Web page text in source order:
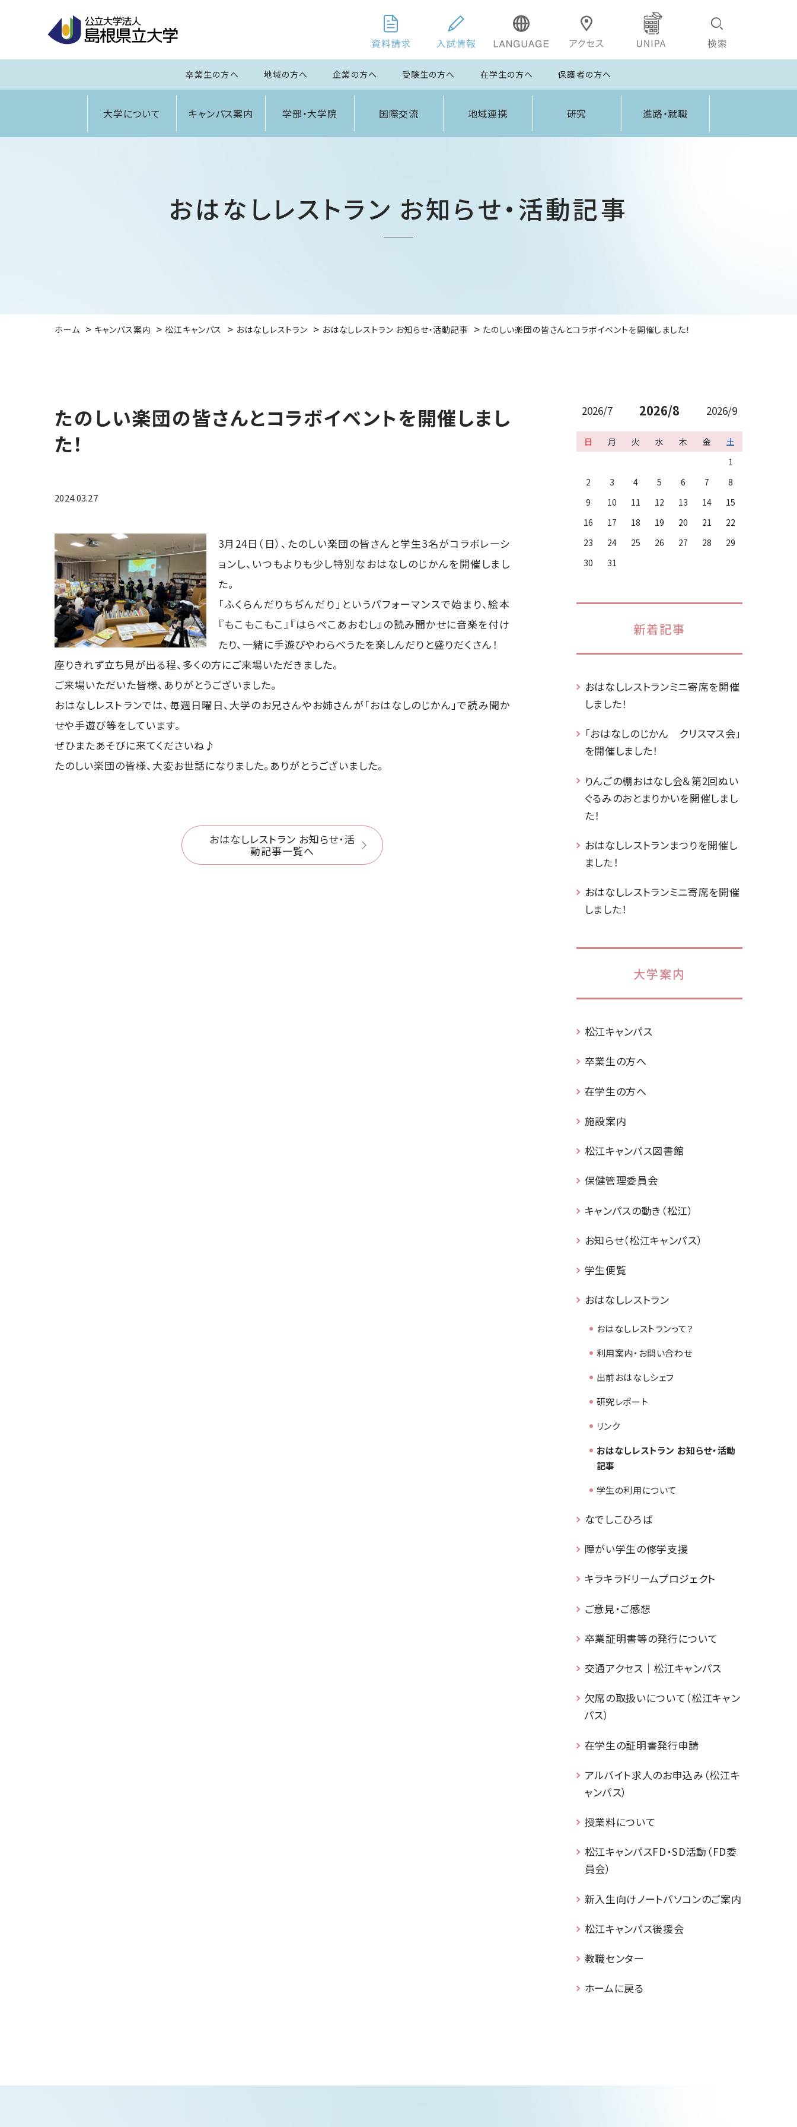
卒業生の方へ 地域の方へ 企業の方へ 受験生の方へ 在学生の方へ 保護者の方へ
大学について キャンパス案内 学部・大学院 国際交流 地域連携 研究 進路・就職
おはなしレストラン お知らせ・活動記事
ホーム キャンパス案内 松江キャンパス おはなしレストラン おはなしレストラン お知らせ・活動記事 たのしい楽団の皆さんとコラボイベントを開催しました！
たのしい楽団の皆さんとコラボイベントを開催しまし
た！
2024.03.27
3月24日（日）、たのしい楽団の皆さんと学生3名がコラボレーシ
ョンし、いつもよりも少し特別なおはなしのじかんを開催しまし
た。
「ふくらんだりちぢんだり」というパフォーマンスで始まり、絵本
『もこもこもこ』『はらぺこあおむし』の読み聞かせに音楽を付け
たり、一緒に手遊びやわらべうたを楽しんだりと盛りだくさん！
座りきれず立ち見が出る程、多くの方にご来場いただきました。
ご来場いただいた皆様、ありがとうございました。
おはなしレストランでは、毎週日曜日、大学のお兄さんやお姉さんが「おはなしのじかん」で読み聞か
せや手遊び等をしています。
ぜひまたあそびに来てくださいね♪
たのしい楽団の皆様、大変お世話になりました。ありがとうございました。
おはなしレストラン お知らせ・活
動記事一覧へ
2026/7 2026/8 2026/9
日 月 火 水 木 金
土
1
2
3 4 5 6 7
8
9
10 11 12 13 14
15
16
17 18 19 20 21
22
23
24 25 26 27 28
29
30
31
新着記事
おはなしレストランミニ寄席を開催
しました！
「おはなしのじかん クリスマス会」
を開催しました！
りんごの棚おはなし会＆第2回ぬい
ぐるみのおとまりかいを開催しまし
た！
おはなしレストランまつりを開催し
ました！
おはなしレストランミニ寄席を開催
しました！
大学案内
松江キャンパス
卒業生の方へ
在学生の方へ
施設案内
松江キャンパス図書館
保健管理委員会
キャンパスの動き（松江）
お知らせ（松江キャンパス）
学生便覧
おはなしレストラン
おはなしレストランって？
利用案内・お問い合わせ
出前おはなしシェフ
研究レポート
リンク
おはなしレストラン お知らせ・活動
記事
学生の利用について
なでしこひろば
障がい学生の修学支援
キラキラドリームプロジェクト
ご意見・ご感想
卒業証明書等の発行について
交通アクセス｜松江キャンパス
欠席の取扱いについて（松江キャン
パス）
在学生の証明書発行申請
アルバイト求人のお申込み（松江キ
ャンパス）
授業料について
松江キャンパスFD・SD活動（FD委
員会）
新入生向けノートパソコンのご案内
松江キャンパス後援会
教職センター
ホームに戻る